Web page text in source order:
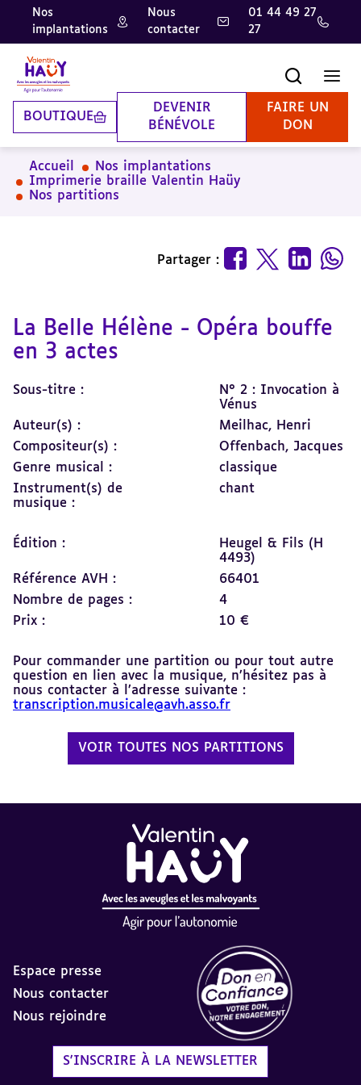
Aller
contenu
principal
Aller
pied
de
page
Aller
la
recherche
Nos
implantations
Nous
contacter
01 44 49 27
27
BOUTIQUE
DEVENIR
BÉNÉVOLE
FAIRE UN
DON
Accueil
Nos implantations
Imprimerie braille Valentin Haüy
Nos partitions
Partager :
La Belle Hélène - Opéra bouffe
en 3 actes
Sous-titre :
N° 2 : Invocation à
Vénus
Auteur(s) :
Meilhac, Henri
Compositeur(s) :
Offenbach, Jacques
Genre musical :
classique
Instrument(s) de
musique :
chant
Édition :
Heugel & Fils (H
4493)
Référence AVH :
66401
Nombre de pages :
4
Prix :
10 €
Pour commander une partition ou pour tout autre
question en lien avec la musique, n’hésitez pas à
nous contacter à l’adresse suivante :
transcription.musicale@avh.asso.fr
VOIR TOUTES NOS PARTITIONS
Espace presse
Nous contacter
Nous rejoindre
S'INSCRIRE À LA NEWSLETTER